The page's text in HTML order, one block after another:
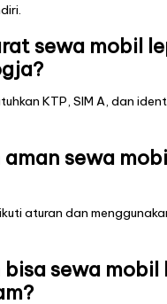
sewa mobil
KTP, SIM A, dan
sewa
aturan dan
sewa mobil